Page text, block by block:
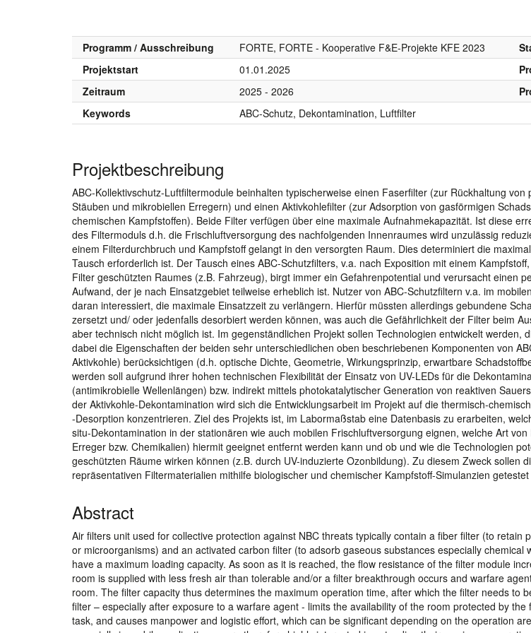
Programm / Ausschreibung FORTE, FORTE - Kooperative F&E-Projekte KFE 2023
Projektstart
01.01.2025
Zeitraum
2025 - 2026
Keywords
ABC-Schutz, Dekontamination, Luftfilter
Projektbeschreibung
ABC-Kollektivschutz-Luftfiltermodule beinhalten typischerweise einen Faserfilter (zur Rückhaltung von
Stäuben und mikrobiellen Erregern) und einen Aktivkohlefilter (zur Adsorption von gasförmigen
chemischen Kampfstoffen). Beide Filter verfügen über eine maximale Aufnahmekapazität. Ist diese
des Filtermoduls d.h. die Frischluftversorgung des nachfolgenden Innenraumes wird unzulässig
einem Filterdurchbruch und Kampfstoff gelangt in den versorgten Raum. Dies determiniert die
Tausch erforderlich ist. Der Tausch eines ABC-Schutzfilters, v.a. nach Exposition mit einem
Filter geschützten Raumes (z.B. Fahrzeug), birgt immer ein Gefahrenpotential und verursacht einen
Aufwand, der je nach Einsatzgebiet teilweise erheblich ist. Nutzer von ABC-Schutzfiltern v.a. im
daran interessiert, die maximale Einsatzzeit zu verlängern. Hierfür müssten allerdings gebundene
zersetzt und/ oder jedenfalls desorbiert werden können, was auch die Gefährlichkeit der Filter beim
aber technisch nicht möglich ist. Im gegenständlichen Projekt sollen Technologien entwickelt werden,
dabei die Eigenschaften der beiden sehr unterschiedlichen oben beschriebenen Komponenten von
Aktivkohle) berücksichtigen (d.h. optische Dichte, Geometrie, Wirkungsprinzip, erwartbare
werden soll aufgrund ihrer hohen technischen Flexibilität der Einsatz von UV-LEDs für die
(antimikrobielle Wellenlängen) bzw. indirekt mittels photokatalytischer Generation von reaktiven
der Aktivkohle-Dekontamination wird sich die Entwicklungsarbeit im Projekt auf die thermisch-
-Desorption konzentrieren. Ziel des Projekts ist, im Labormaßstab eine Datenbasis zu erarbeiten,
situ-Dekontamination in der stationären wie auch mobilen Frischluftversorgung eignen, welche Art
Erreger bzw. Chemikalien) hiermit geeignet entfernt werden kann und ob und wie die Technologien
geschützten Räume wirken können (z.B. durch UV-induzierte Ozonbildung). Zu diesem Zweck sollen
repräsentativen Filtermaterialien mithilfe biologischer und chemischer Kampfstoff-Simulanzien
Abstract
Air filters unit used for collective protection against NBC threats typically contain a fiber filter (to retain
or microorganisms) and an activated carbon filter (to adsorb gaseous substances especially chemical
have a maximum loading capacity. As soon as it is reached, the flow resistance of the filter module
room is supplied with less fresh air than tolerable and/or a filter breakthrough occurs and warfare
room. The filter capacity thus determines the maximum operation time, after which the filter needs to
filter – especially after exposure to a warfare agent - limits the availability of the room protected by
task, and causes manpower and logistic effort, which can be significant depending on the operation